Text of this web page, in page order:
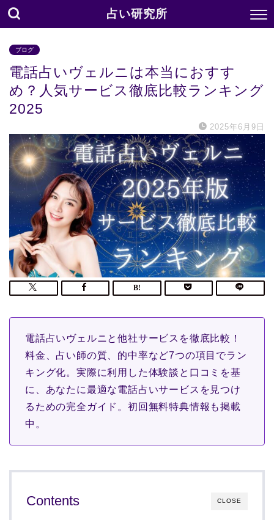
占い研究所
ブログ
電話占いヴェルニは本当におすす
め？人気サービス徹底比較ランキング
2025
2025年6月9日
電話占いヴェルニと他社サービスを徹底比較！
料金、占い師の質、的中率など7つの項目でラン
キング化。実際に利用した体験談と口コミを基
に、あなたに最適な電話占いサービスを見つけ
るための完全ガイド。初回無料特典情報も掲載
中。
CLOSE
Contents